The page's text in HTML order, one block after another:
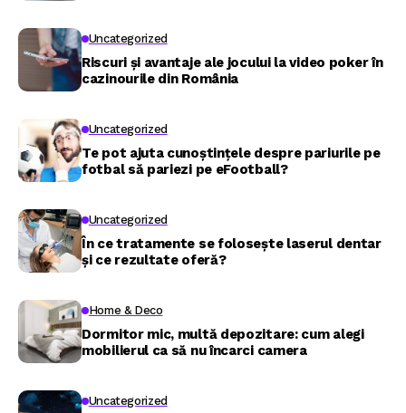
Uncategorized
Riscuri și avantaje ale jocului la video poker în
cazinourile din România
Uncategorized
Te pot ajuta cunoștințele despre pariurile pe
fotbal să pariezi pe eFootball?
Uncategorized
În ce tratamente se folosește laserul dentar
și ce rezultate oferă?
Home & Deco
Dormitor mic, multă depozitare: cum alegi
mobilierul ca să nu încarci camera
Uncategorized